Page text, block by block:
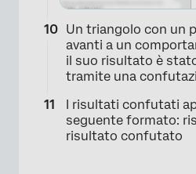
Un triangolo con un
avanti a un
il suo risultato è
tramite una
I risultati confutati
seguente formato:
risultato confutato